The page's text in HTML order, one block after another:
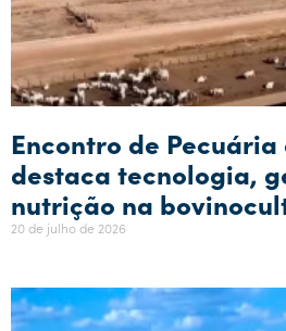
Encontro de Pecuária
destaca tecnologia,
nutrição na
20 de julho de 2026